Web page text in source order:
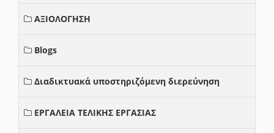
ΑΞΙΟΛΟΓΗΣΗ
Blogs
Διαδικτυακά υποστηριζόμενη διερεύνηση
ΕΡΓΑΛΕΙΑ ΤΕΛΙΚΗΣ ΕΡΓΑΣΙΑΣ